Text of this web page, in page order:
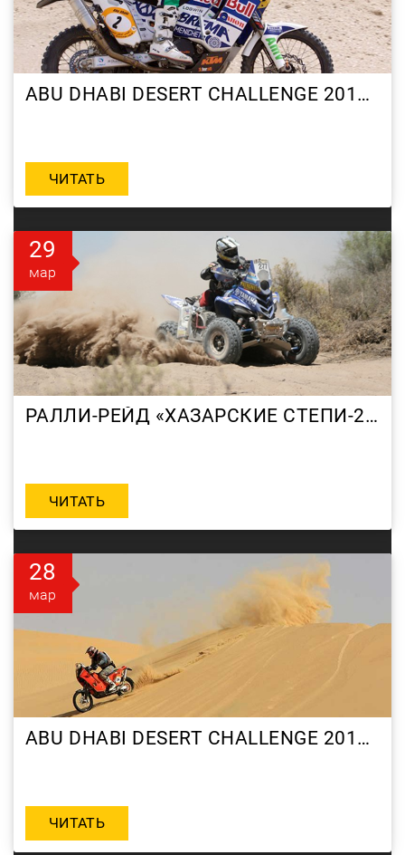
ABU DHABI DESERT CHALLENGE 2010 DAY 3
ЧИТАТЬ
29
мар
РАЛЛИ-РЕЙД «ХАЗАРСКИЕ СТЕПИ-2010»
ЧИТАТЬ
28
мар
ABU DHABI DESERT CHALLENGE 2010 DAY 2
ЧИТАТЬ